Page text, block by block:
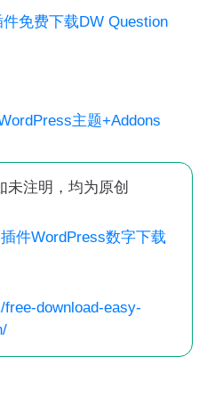
免费下载DW Question
主题+Addons
未注明，均为原创
件WordPress数字下载
download-easy-